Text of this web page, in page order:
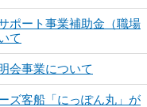
ポート事業補助金（職場
て
会事業について
ズ客船「にっぽん丸」が